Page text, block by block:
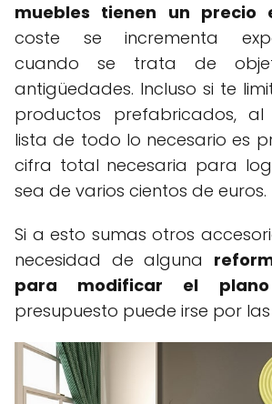
muebles tienen un precio
coste se incrementa
cuando se trata de
antigüedades. Incluso si te
productos prefabricados,
lista de todo lo necesario es
cifra total necesaria para
sea de varios cientos de euros.
Si a esto sumas otros
necesidad de alguna
para modificar el
presupuesto puede irse por las